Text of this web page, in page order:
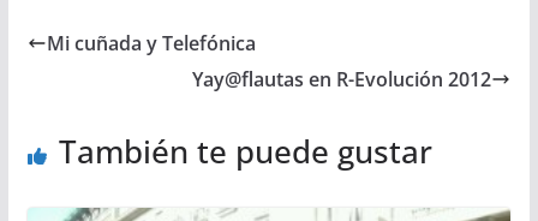
Mi cuñada y Telefónica
Yay@flautas en R-Evolución 2012
También te puede gustar